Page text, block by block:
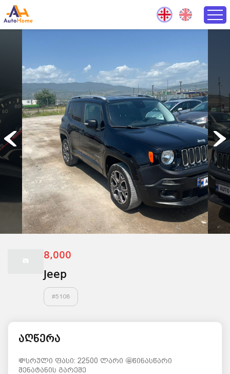
8,000
Jeep
#5108
აღწერა
💸სრული ფასი: 22500 ლარი 🤩წინასწარი
შენატანის გარეშე